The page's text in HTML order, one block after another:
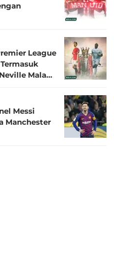
League
Malah
Messi
Manchester